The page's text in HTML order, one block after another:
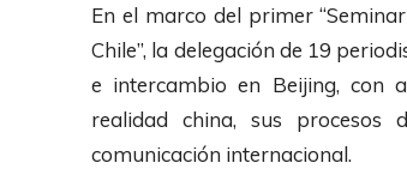
En el marco del primer
Chile”, la delegación de 19
e intercambio en Beijing, con
realidad china, sus procesos
comunicación internacional.